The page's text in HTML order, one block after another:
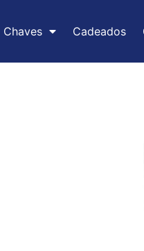
Chaves Cadeados